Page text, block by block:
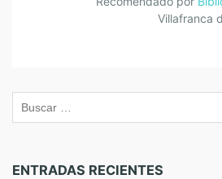
Villafranca
ENTRADAS RECIENTES